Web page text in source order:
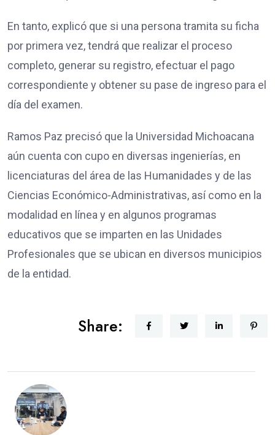
En tanto, explicó que si una persona tramita su ficha
por primera vez, tendrá que realizar el proceso
completo, generar su registro, efectuar el pago
correspondiente y obtener su pase de ingreso para el
día del examen.
Ramos Paz precisó que la Universidad Michoacana
aún cuenta con cupo en diversas ingenierías, en
licenciaturas del área de las Humanidades y de las
Ciencias Económico-Administrativas, así como en la
modalidad en línea y en algunos programas
educativos que se imparten en las Unidades
Profesionales que se ubican en diversos municipios
de la entidad.
Share: